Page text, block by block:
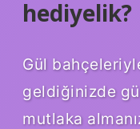
hediyelik?
Gül
geldiğinizde
mutlaka